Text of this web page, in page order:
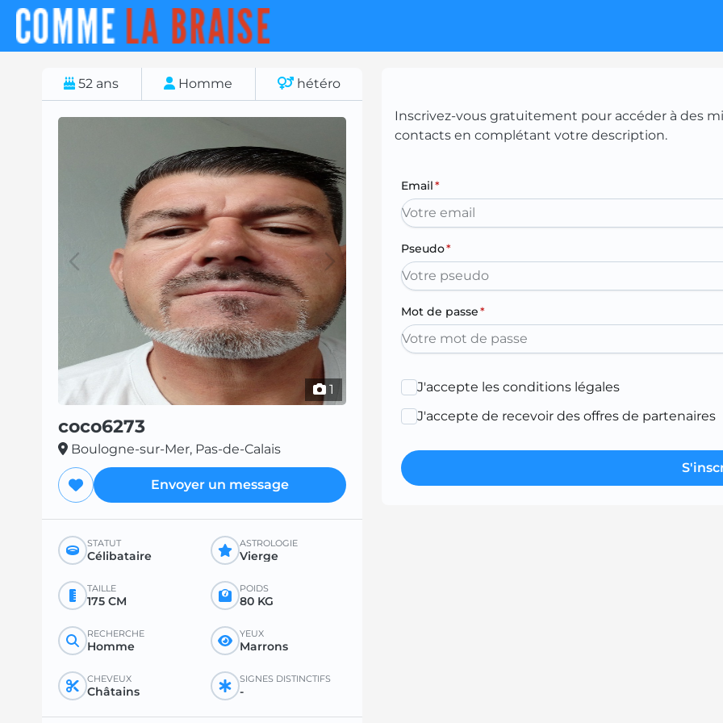
52 ans Homme hétéro
1
coco6273
Boulogne-sur-Mer, Pas-de-Calais
Envoyer un message
STATUT
Célibataire
ASTROLOGIE
Vierge
TAILLE
175 CM
POIDS
80 KG
RECHERCHE
Homme
YEUX
Marrons
CHEVEUX
Châtains
SIGNES DISTINCTIFS
-
Inscrivez-vous gratuitement pour accéder à des
contacts en complétant votre description.
Email*
Pseudo*
Mot de passe*
J'accepte les conditions légales
J'accepte de recevoir des offres de partenaires